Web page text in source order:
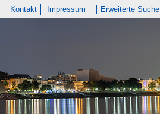
Kontakt Impressum Erweiterte Suche